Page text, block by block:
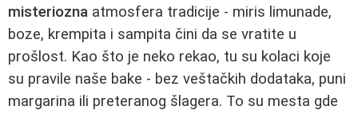
misteriozna atmosfera tradicije - miris limunade,
boze, krempita i sampita čini da se vratite u
prošlost. Kao što je neko rekao, tu su kolaci koje
su pravile naše bake - bez veštačkih dodataka, puni
margarina ili preteranog šlagera. To su mesta gde